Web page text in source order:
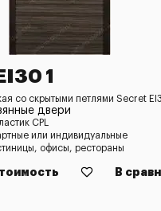
1
со скрытыми петлями Secret
двери
CPL
или индивидуальные
офисы, рестораны
В